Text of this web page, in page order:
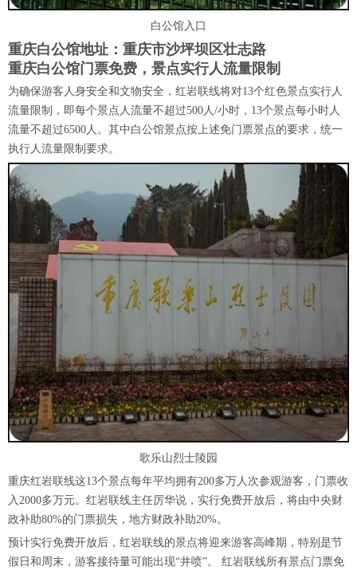
白公馆入口
重庆白公馆地址： 重庆市沙坪坝区壮志路
重庆白公馆门票免费，景点实行人流量限制
为确保游客人身安全和文物安全，红岩联线将对13个红色景点实行人
流量限制 ，即每个景点人流量不超过500人/小时 ，13个景点每小时人
流量不超过6500人。其中白公馆景点按上述免门票景点的要求，统一
执行人流量限制要求。
歌乐山烈士陵园
重庆红岩联线这13个景点每年平均拥有200多万人次参观游客，门票收
入2000多万元。红岩联线主任厉华说，实行免费开放后，将由中央财
政补助80%的门票损失，地方财政补助20%。
预计实行免费开放后，红岩联线的景点将迎来游客高峰期 ，特别是节
假日和周末，游客接待量可能出现“井喷”。 红岩联线所有景点门票免